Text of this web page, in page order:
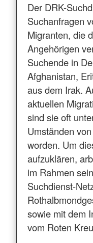
Der DRK-
Suchanfragen
Migranten, die
Angehörigen
Suchende in
Afghanistan,
aus dem Irak.
aktuellen
sind sie oft
Umständen
worden. Um
aufzuklären,
im Rahmen
Suchdienst-
sowie mit dem
vom Roten